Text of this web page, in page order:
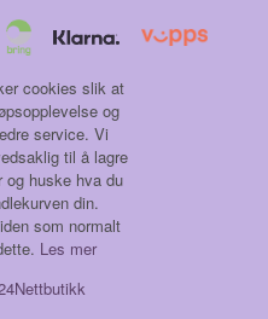
cookies slik at
og
service. Vi
til å lagre
og huske hva du
din.
som normalt
Les mer